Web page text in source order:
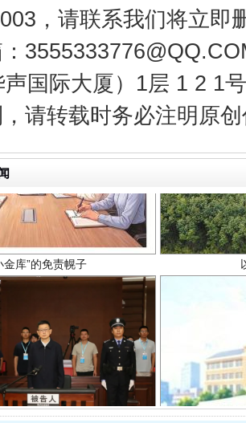
，请联系我们将立即
声国际大厦）1层 1 2 1
请转载时务必注明原
金库”的免责幌子
！段成刚被判无期 从幼